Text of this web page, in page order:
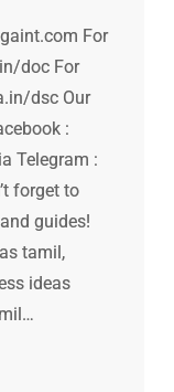
For
doc For
dsc Our
:
Telegram :
forget to
guides!
tamil,
ideas